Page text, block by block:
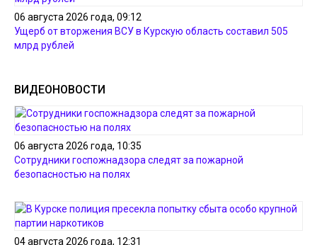
06 августа 2026 года, 09:12
Ущерб от вторжения ВСУ в Курскую область составил 505
млрд рублей
ВИДЕОНОВОСТИ
06 августа 2026 года, 10:35
Сотрудники госпожнадзора следят за пожарной
безопасностью на полях
04 августа 2026 года, 12:31